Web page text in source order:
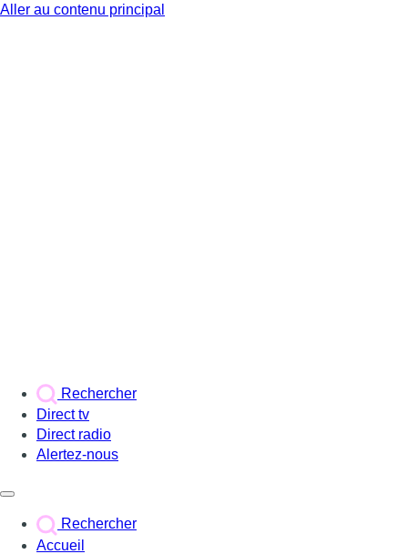
Aller au contenu principal
Rechercher
Direct tv
Direct radio
Alertez-nous
Rechercher
Accueil